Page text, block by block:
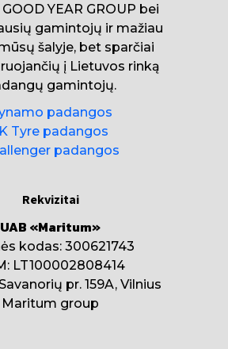
YEAR GROUP bei
gamintojų ir mažiau
šalyje, bet sparčiai
į Lietuvos rinką
gamintojų.
padangos
Tyre padangos
padangos
Rekvizitai
UAB «Maritum»
kodas: 300621743
LT100002808414
pr. 159A, Vilnius
Maritum group